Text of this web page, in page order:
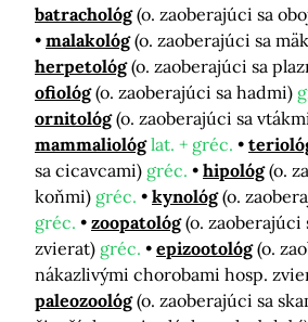
batrachológ (o. zaoberajúci sa
malakológ (o. zaoberajúci sa
herpetológ (o. zaoberajúci sa
ofiológ (o. zaoberajúci sa hadmi)
ornitológ (o. zaoberajúci sa
mammaliológ lat. + gréc.
sa cicavcami) gréc. hipológ (o.
koňmi) gréc. kynológ (o.
gréc.
zoopatológ (o. zaoberajúci
zvierat) gréc. epizootológ (o.
nákazlivými chorobami hosp.
paleozoológ (o. zaoberajúci sa